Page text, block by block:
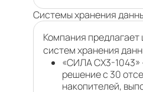
Системы хранения
Компания
систем хранения
«СИЛА CX3-1043»
решение с 30
накопителей,